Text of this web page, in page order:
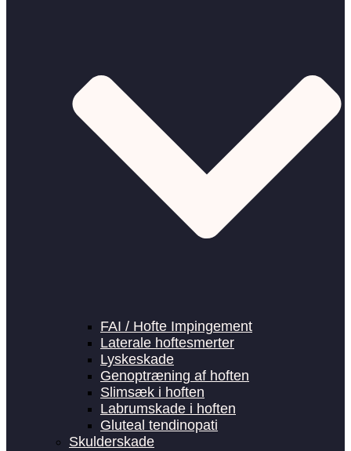
FAI / Hofte Impingement
Laterale hoftesmerter
Lyskeskade
Genoptræning af hoften
Slimsæk i hoften
Labrumskade i hoften
Gluteal tendinopati
Skulderskade